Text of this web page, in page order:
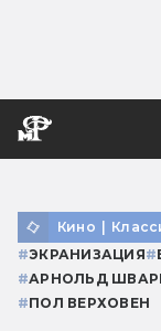
Кино |
#ЭКРАНИЗАЦИЯ#
#АРНОЛЬД
#ПОЛ ВЕРХОВЕН